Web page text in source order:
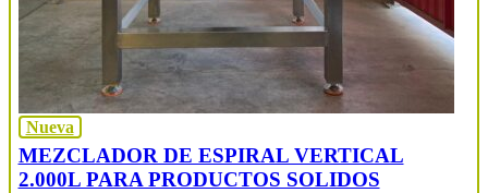
Nueva
MEZCLADOR DE ESPIRAL VERTICAL
2.000L PARA PRODUCTOS SOLIDOS